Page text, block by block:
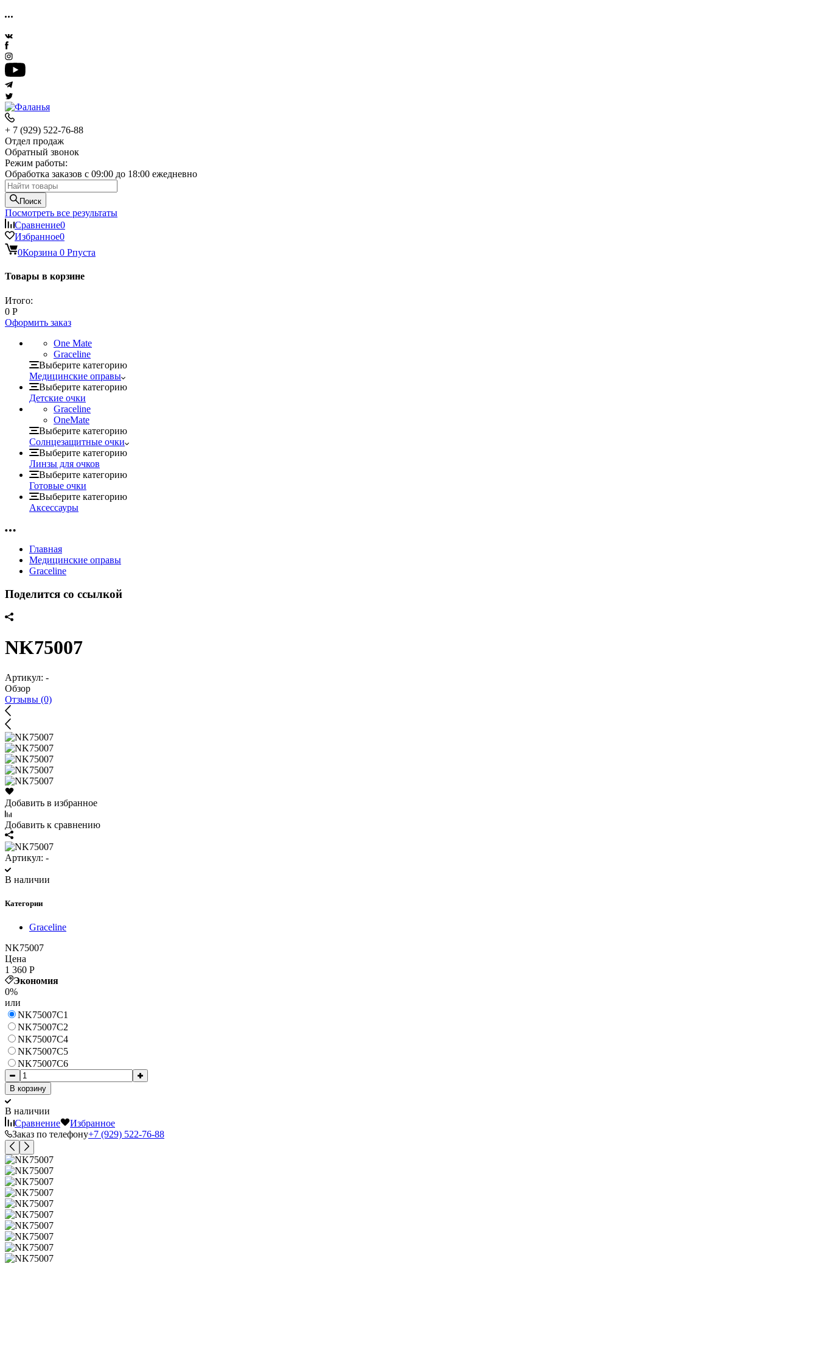
+ 7 (929) 522-76-88
Отдел продаж
Обратный звонок
Режим работы:
Обработка заказов с 09:00 до 18:00 ежедневно
Поиск
Посмотреть все результаты
Сравнение0
Избранное0
0Корзина 0 Рпуста
Товары в корзине
Итого:
0 Р
Оформить заказ
One Mate
Graceline
Выберите категорию
Медицинские оправы
Выберите категорию
Детские очки
Graceline
OneMate
Выберите категорию
Солнцезащитные очки
Выберите категорию
Линзы для очков
Выберите категорию
Готовые очки
Выберите категорию
Аксессауры
Главная
Медицинские оправы
Graceline
Поделится со ссылкой
NK75007
Артикул: -
Обзор
Отзывы (0)
Добавить в избранное
Добавить к сравнению
Артикул: -
В наличии
Категории
Graceline
NK75007
Цена
1 360 Р
Экономия
0%
или
NK75007C1
NK75007C2
NK75007C4
NK75007C5
NK75007C6
В корзину
В наличии
Сравнение
Избранное
Заказ по телефону+7 (929) 522-76-88